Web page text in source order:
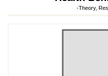
-Theory,